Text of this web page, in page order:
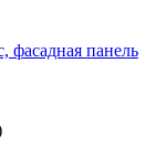
фасадная панель